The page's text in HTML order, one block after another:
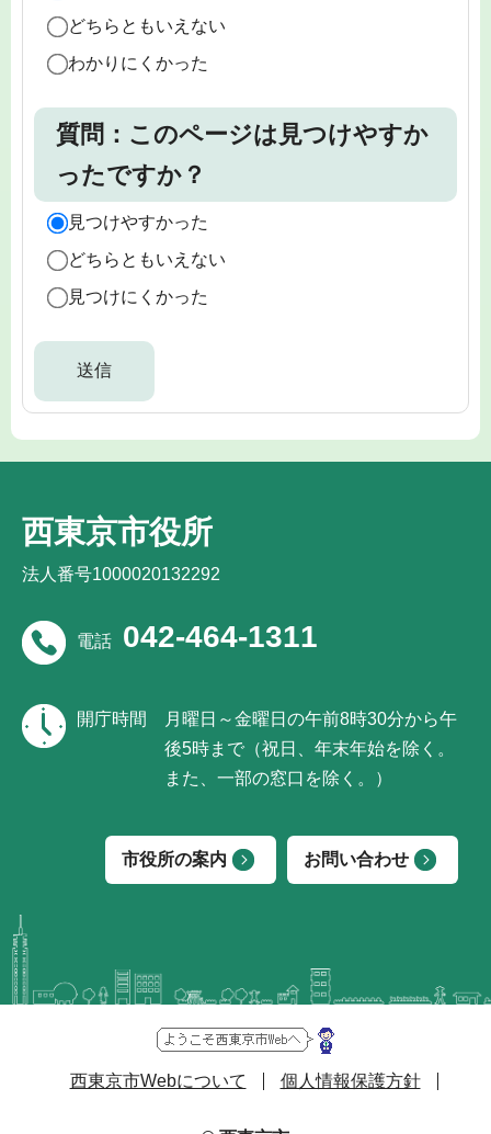
どちらともいえない
わかりにくかった
質問：このページは見つけやすか
ったですか？
見つけやすかった
どちらともいえない
見つけにくかった
西東京市役所
法人番号1000020132292
電話 042-464-1311
開庁時間
月曜日～金曜日の午前8時30分から午
後5時まで（祝日、年末年始を除く。
また、一部の窓口を除く。）
市役所の案内 お問い合わせ
西東京市Webについて 個人情報保護方針